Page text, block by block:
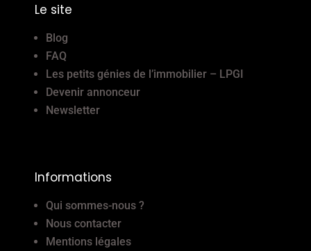
Le site
Blog
FAQ
Les petits génies de l’immobilier – LPGI
Devenir annonceur
Newsletter
Informations
Qui sommes-nous ?
Nous contacter
Mentions légales